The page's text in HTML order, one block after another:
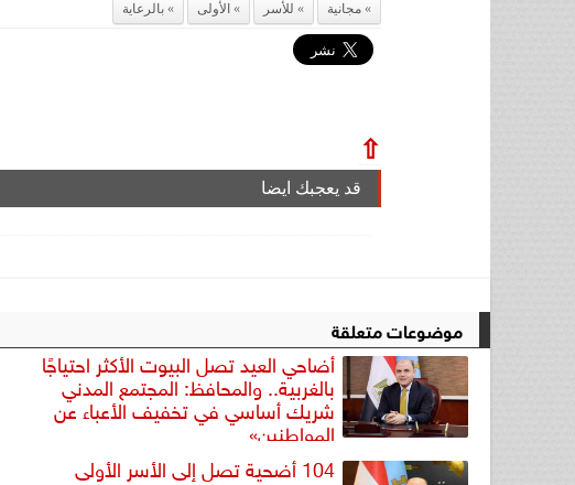
مجانية
للأسر الأولى بالرعاية
⇧
قد يعجبك ايضا
موضوعات متعلقة
أضاحي العيد تصل البيوت الأكثر احتياجًا
بالغربية.. والمحافظ: المجتمع المدني
شريك أساسي في تخفيف الأعباء عن
المواطنين»
104 أضحية تصل إلى الأسر الأولى